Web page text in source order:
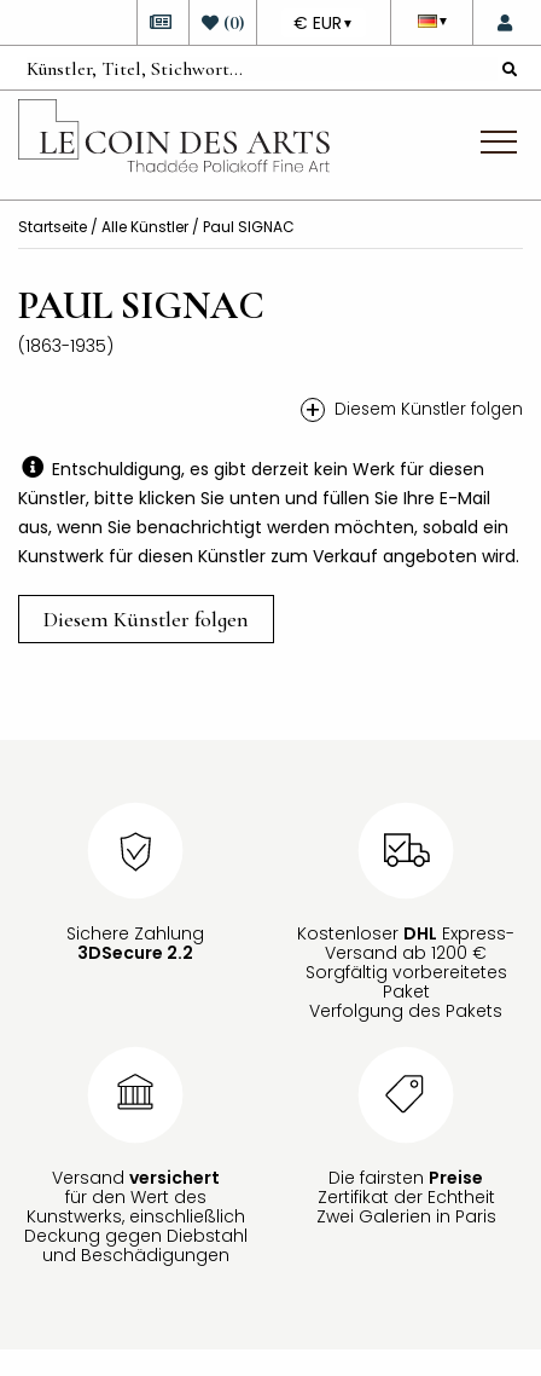
▼
DEVISE
€ EUR ▼
(0)
Startseite / Alle Künstler / Paul SIGNAC
PAUL SIGNAC
(1863-1935)
+ Diesem Künstler folgen
Entschuldigung, es gibt derzeit kein Werk für diesen
Künstler, bitte klicken Sie unten und füllen Sie Ihre E-Mail
aus, wenn Sie benachrichtigt werden möchten, sobald ein
Kunstwerk für diesen Künstler zum Verkauf angeboten wird.
Diesem Künstler folgen
Sichere Zahlung
3DSecure 2.2
Kostenloser DHL Express-
Versand ab 1200 €
Sorgfältig vorbereitetes
Paket
Verfolgung des Pakets
Versand versichert
für den Wert des
Kunstwerks, einschließlich
Deckung gegen Diebstahl
und Beschädigungen
Die fairsten Preise
Zertifikat der Echtheit
Zwei Galerien in Paris